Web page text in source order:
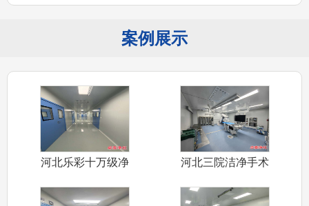
案例展示
河北乐彩十万级净
河北三院洁净手术